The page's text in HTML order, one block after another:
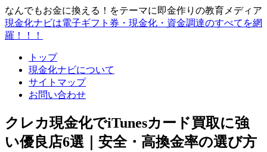
なんでもお金に換える！をテーマに即金作りの教育メディア
現金化ナビは電子ギフト券・現金化・資金調達のすべてを網
羅！！！
トップ
現金化ナビについて
サイトマップ
お問い合わせ
クレカ現金化でiTunesカード買取に強
い優良店6選｜安全・高換金率の選び方